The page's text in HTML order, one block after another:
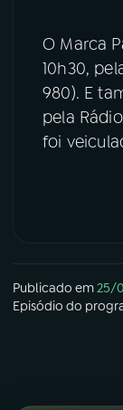
O Marca
10h30,
980). E
pela
foi
Publicado em25/
Episódio do